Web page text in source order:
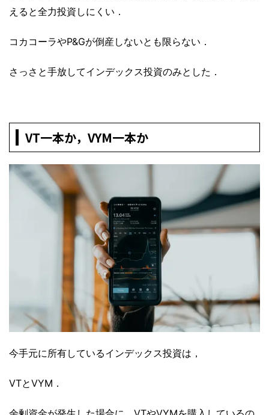
えると全力投資しにくい．
コカコーラやP&Gが倒産しないとも限らない．
さっさと手放してインデックス投資のみとした．
VT一本か，VYM一本か
今手元に所有しているインデックス投資は，
VTとVYM．